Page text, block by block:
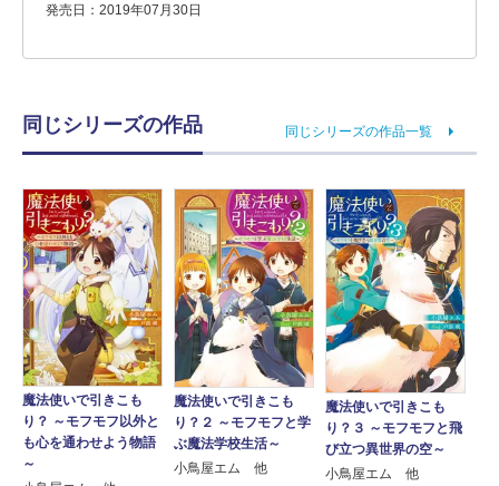
発売日：2019年07月30日
同じシリーズの作品 同じシリーズの作品一覧
魔法使いで引きこも
り？ ～モフモフ以外と
も心を通わせよう物語
～
魔法使いで引きこも
り？２ ～モフモフと学
ぶ魔法学校生活～
小鳥屋エム 他
魔法使いで引きこも
り？３ ～モフモフと飛
び立つ異世界の空～
小鳥屋エム 他